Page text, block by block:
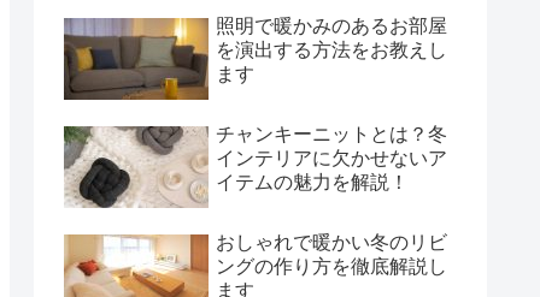
照明で暖かみのあるお部屋
を演出する方法をお教えし
ます
チャンキーニットとは？冬
インテリアに欠かせないア
イテムの魅力を解説！
おしゃれで暖かい冬のリビ
ングの作り方を徹底解説し
ます